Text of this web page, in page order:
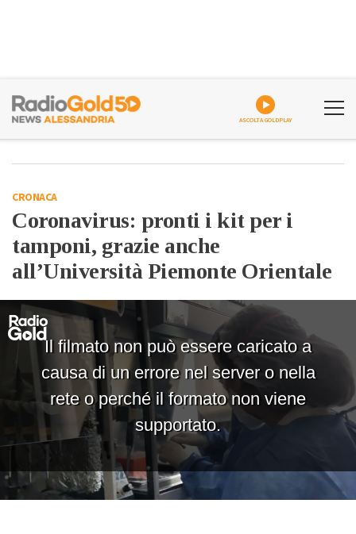
ASCOLTA GOLDPLAY
CRONACA
Coronavirus: pronti i kit per i
tamponi, grazie anche
all’Università Piemonte Orientale